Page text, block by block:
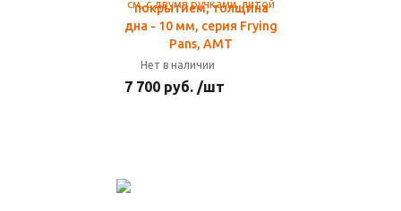
покрытием, толщина
дна - 10 мм, серия Frying
Pans, AMT
Нет в наличии
7 700 руб. /шт